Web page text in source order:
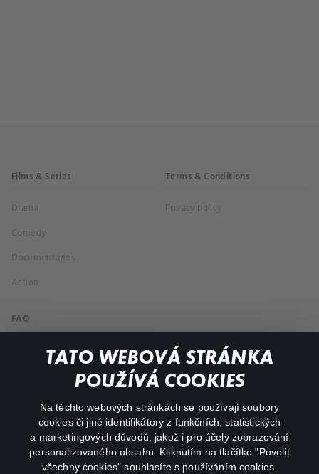
TATO WEBOVÁ STRÁNKA
POUŽÍVÁ COOKIES
Na těchto webových stránkách se používají soubory
cookies či jiné identifikátory z funkčních, statistických
a marketingových důvodů, jakož i pro účely zobrazování
personalizovaného obsahu. Kliknutím na tlačítko "Povolit
všechny cookies" souhlasíte s používáním cookies.
Films & Series
Drama
Comedy
Documentaries
Action
Terms & Conditions
Privacy policy
FAQ
My profile
facebookinstagram
youtube